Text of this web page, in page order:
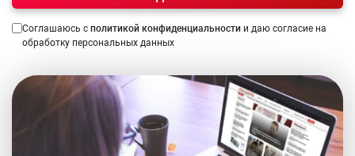
Соглашаюсь с политикой конфиденциальности и даю согласие на
обработку персональных данных